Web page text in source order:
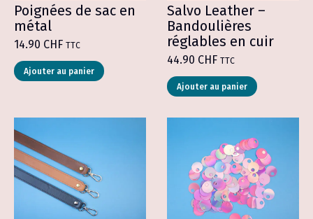
produit
produit
Poignées de sac en
métal
14.90 CHF TTC
Ajouter au panier
Ce
produit
variations.
Salvo Leather –
Bandoulières
réglables en cuir
44.90 CHF TTC
Ajouter au panier
Ce
produit
plusieurs
Les
options
peuvent
être
choisies
sur